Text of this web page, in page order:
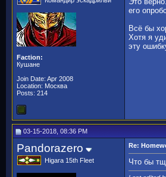
Faction:
Кушане
Join Date: Apr 2008
Location: Москва
Posts: 214
его
Всё бы
Хотя я
эту
03-15-2018, 08:36 PM
Pandorazero
Higara 15th Fleet
Re:
Что бы